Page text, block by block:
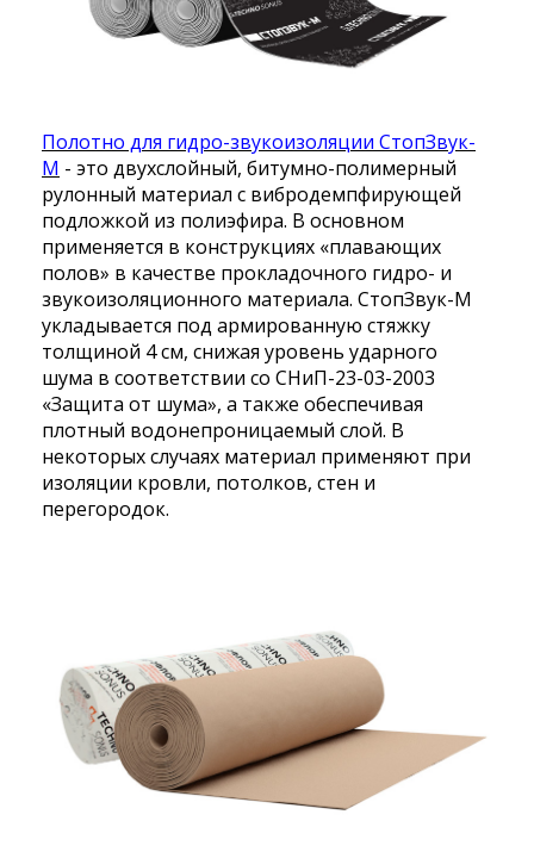
Полотно для гидро-звукоизоляции СтопЗвук-
М - это двухслойный, битумно-полимерный
рулонный материал с вибродемпфирующей
подложкой из полиэфира. В основном
применяется в конструкциях «плавающих
полов» в качестве прокладочного гидро- и
звукоизоляционного материала. СтопЗвук-М
укладывается под армированную стяжку
толщиной 4 см, снижая уровень ударного
шума в соответствии со СНиП-23-03-2003
«Защита от шума», а также обеспечивая
плотный водонепроницаемый слой. В
некоторых случаях материал применяют при
изоляции кровли, потолков, стен и
перегородок.